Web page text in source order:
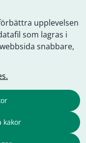
upplevelsen
som lagras i
snabbare,
kakor